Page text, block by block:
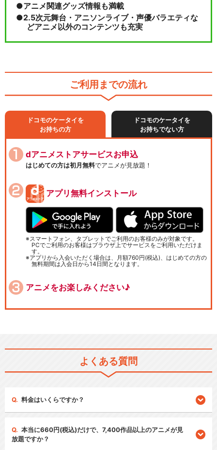
アニメ関連グッズ情報も満載
2.5次元舞台・アニソンライブ・声優バラエティな
どアニメ以外のコンテンツも充実
ご利用までの流れ
ドコモのケータイを
お持ちの方
ドコモのケータイを
お持ちでない方
dアニメストアサービスお申込
はじめての方は初月無料でアニメが見放題！
アプリ無料インストール
スマートフォン、タブレットでご利用のお客様のみが対象です。
PCでご利用のお客様はブラウザ上でサービスをご利用いただけま
す。
アプリから入会いただく場合は、月額760円(税込)、はじめての方の
無料期間は入会日から14日間となります。
アニメをお楽しみください♪
よくある質問
料金はいくらですか？
本当に660円(税込)だけで、7,400作品以上のアニメが見
放題ですか？